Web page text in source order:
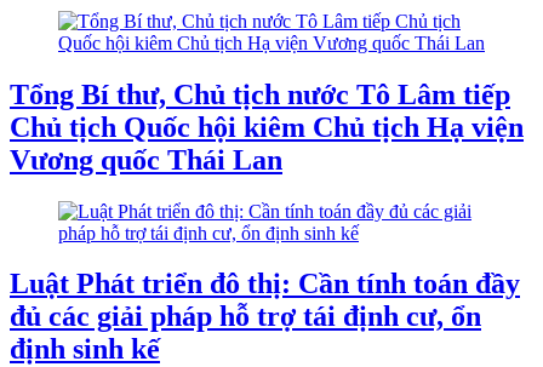
Tổng Bí thư, Chủ tịch nước Tô Lâm tiếp
Chủ tịch Quốc hội kiêm Chủ tịch Hạ viện
Vương quốc Thái Lan
Luật Phát triển đô thị: Cần tính toán đầy
đủ các giải pháp hỗ trợ tái định cư, ổn
định sinh kế